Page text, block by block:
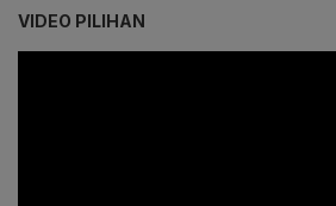
VIDEO PILIHAN